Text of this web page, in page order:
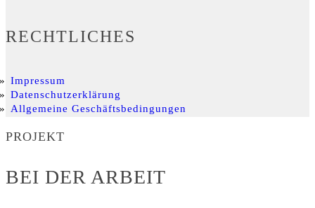
RECHTLICHES
Impressum
Datenschutzerklärung
Allgemeine Geschäftsbedingungen
PROJEKT
BEI DER ARBEIT